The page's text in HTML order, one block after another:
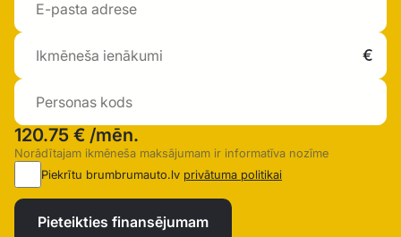
120.75 € /mēn.
Norādītajam ikmēneša maksājumam ir informatīva nozīme
Piekrītu brumbrumauto.lv privātuma politikai
Pieteikties finansējumam